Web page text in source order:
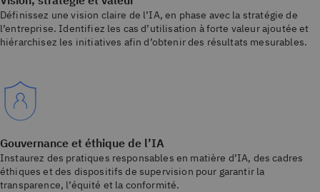
Définissez une vision claire de l’IA, en phase avec la stratégie de
l’entreprise. Identifiez les cas d’utilisation à forte valeur ajoutée et
hiérarchisez les initiatives afin d’obtenir des résultats mesurables.
Gouvernance et éthique de l’IA
Instaurez des pratiques responsables en matière d’IA, des cadres
éthiques et des dispositifs de supervision pour garantir la
transparence, l’équité et la conformité.